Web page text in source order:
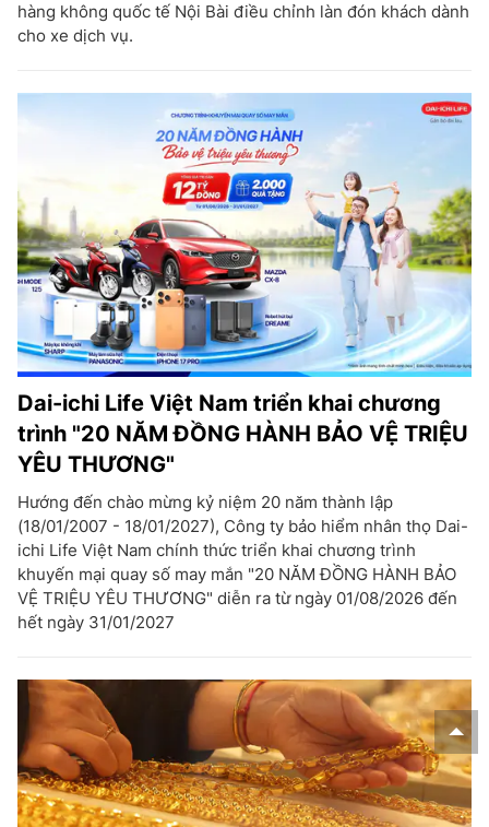
hàng không quốc tế Nội Bài điều chỉnh làn đón khách dành
cho xe dịch vụ.
Dai-ichi Life Việt Nam triển khai chương
trình "20 NĂM ĐỒNG HÀNH BẢO VỆ TRIỆU
YÊU THƯƠNG"
Hướng đến chào mừng kỷ niệm 20 năm thành lập
(18/01/2007 - 18/01/2027), Công ty bảo hiểm nhân thọ Dai-
ichi Life Việt Nam chính thức triển khai chương trình
khuyến mại quay số may mắn "20 NĂM ĐỒNG HÀNH BẢO
VỆ TRIỆU YÊU THƯƠNG" diễn ra từ ngày 01/08/2026 đến
hết ngày 31/01/2027